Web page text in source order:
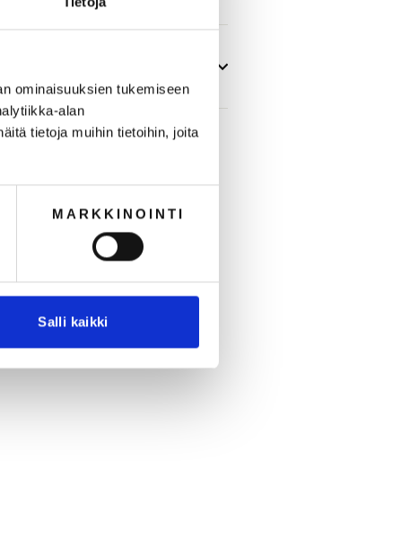
ominaisuuksien tukemiseen
alan
tietoja muihin tietoihin, joita
MARKKINOINTI
Salli kaikki